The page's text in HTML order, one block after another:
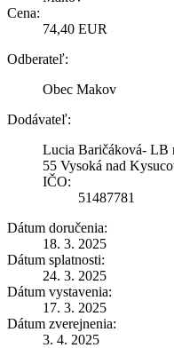
Cena:
74,40 EUR
Odberateľ:
Obec Makov
Dodávateľ:
Lucia Baričáková- LB
55 Vysoká nad
IČO:
51487781
Dátum doručenia:
18. 3. 2025
Dátum splatnosti:
24. 3. 2025
Dátum vystavenia:
17. 3. 2025
Dátum zverejnenia:
3. 4. 2025